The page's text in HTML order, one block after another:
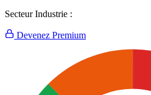
Secteur Industrie :
Devenez Premium